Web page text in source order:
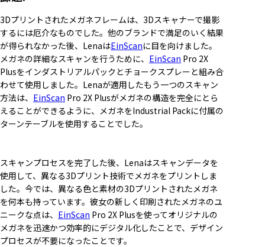
3Dプリントされたメガネフレームは、3Dスキャナーで撮影
するには厄介なものでした。他のブランドで満足のいく結果
が得られなかった後、LenaはEinScanに目を向けました。
メガネの詳細なスキャンを行うために、 EinScan Pro 2X
Plusをインダストリアルパックとチョークスプレーと組み合
わせて使用しました。Lenaが適用したもう一つのスキャン
方法は、 EinScan Pro 2X Plusがメガネの構造を完全にとら
えることができるように、メガネをIndustrial Packに付属の
ターンテーブルを使用することでした。
スキャンプロセスを完了した後、Lenaはスキャンデータを
使用して、異なる3Dプリント技術でメガネをプリントしま
した。今では、異なる色と素材の3Dプリントされたメガネ
を何本も持っています。彼女の新しく印刷されたメガネのユ
ニークな点は、 EinScan Pro 2X Plusを使ってオリジナルの
メガネを迅速かつ効率的にデジタル化したことで、デザイン
プロセスが不要になったことです。